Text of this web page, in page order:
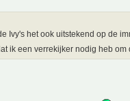
Ivy's het ook uitstekend op de
ik een verrekijker nodig heb om